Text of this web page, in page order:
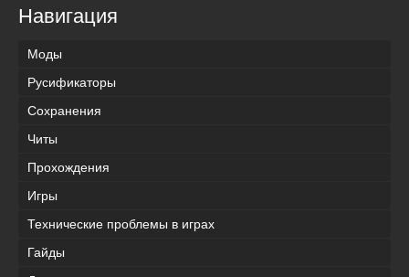
Навигация
Моды
Русификаторы
Сохранения
Читы
Прохождения
Игры
Технические проблемы в играх
Гайды